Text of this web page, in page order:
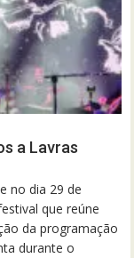
a Lavras
no dia 29 de
que reúne
da programação
durante o